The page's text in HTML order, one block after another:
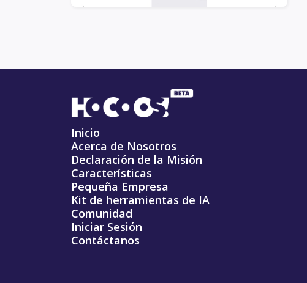
Inicio
Acerca de Nosotros
Declaración de la Misión
Características
Pequeña Empresa
Kit de herramientas de IA
Comunidad
Iniciar Sesión
Contáctanos